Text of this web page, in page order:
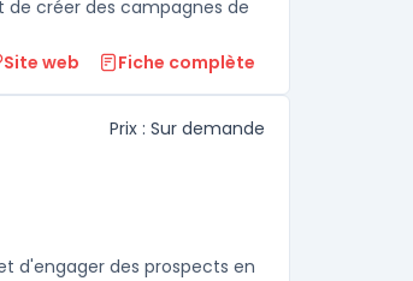
de créer des campagnes de
Site web Fiche complète
Prix : Sur demande
d'engager des prospects en